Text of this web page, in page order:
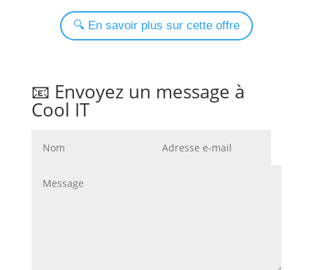
🔍 En savoir plus sur cette offre
📧 Envoyez un message à
Cool IT